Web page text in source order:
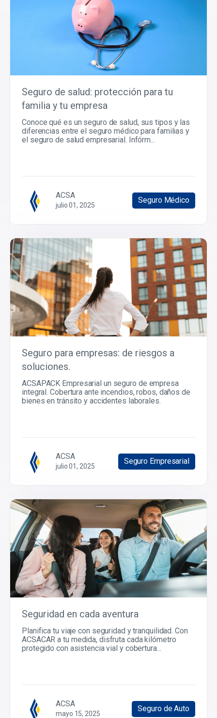
Seguro de salud: protección para tu
familia y tu empresa
Conoce qué es un seguro de salud, sus tipos y las
diferencias entre el seguro médico para familias y
el seguro de salud empresarial. Infórm...
ACSA
julio 01, 2025
Seguro Médico
Seguro para empresas: de riesgos a
soluciones.
ACSAPACK Empresarial un seguro de empresa
integral. Cobertura ante incendios, robos, daños de
bienes en tránsito y accidentes laborales.
ACSA
julio 01, 2025
Seguro Empresarial
Seguridad en cada aventura
Planifica tu viaje con seguridad y tranquilidad. Con
ACSACAR a tu medida, disfruta cada kilómetro
protegido con asistencia vial y cobertura...
ACSA
mayo 15, 2025
Seguro de Auto